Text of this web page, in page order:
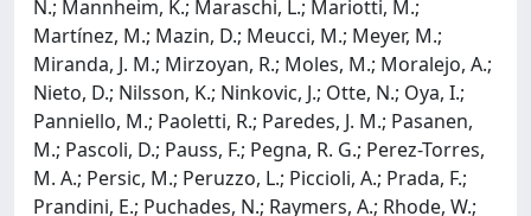
N.; Mannheim, K.; Maraschi, L.; Mariotti, M.;
Martínez, M.; Mazin, D.; Meucci, M.; Meyer, M.;
Miranda, J. M.; Mirzoyan, R.; Moles, M.; Moralejo, A.;
Nieto, D.; Nilsson, K.; Ninkovic, J.; Otte, N.; Oya, I.;
Panniello, M.; Paoletti, R.; Paredes, J. M.; Pasanen,
M.; Pascoli, D.; Pauss, F.; Pegna, R. G.; Perez-Torres,
M. A.; Persic, M.; Peruzzo, L.; Piccioli, A.; Prada, F.;
Prandini, E.; Puchades, N.; Raymers, A.; Rhode, W.;